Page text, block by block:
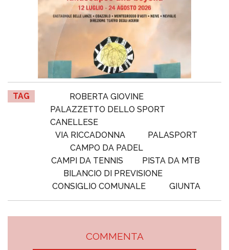
TAG
ROBERTA GIOVINE
PALAZZETTO DELLO SPORT
CANELLESE
VIA RICCADONNA
PALASPORT
CAMPO DA PADEL
CAMPI DA TENNIS
PISTA DA MTB
BILANCIO DI PREVISIONE
CONSIGLIO COMUNALE
GIUNTA
COMMENTA